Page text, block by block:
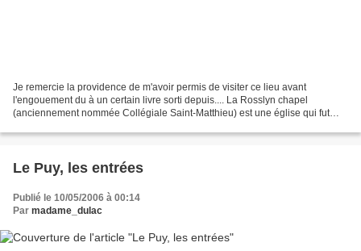
Je remercie la providence de m'avoir permis de visiter ce lieu avant
l'engouement du à un certain livre sorti depuis.... La Rosslyn chapel
(anciennement nommée Collégiale Saint-Matthieu) est une église qui fut
Le Puy, les entrées
Publié le 10/05/2006 à 00:14
Par madame_dulac